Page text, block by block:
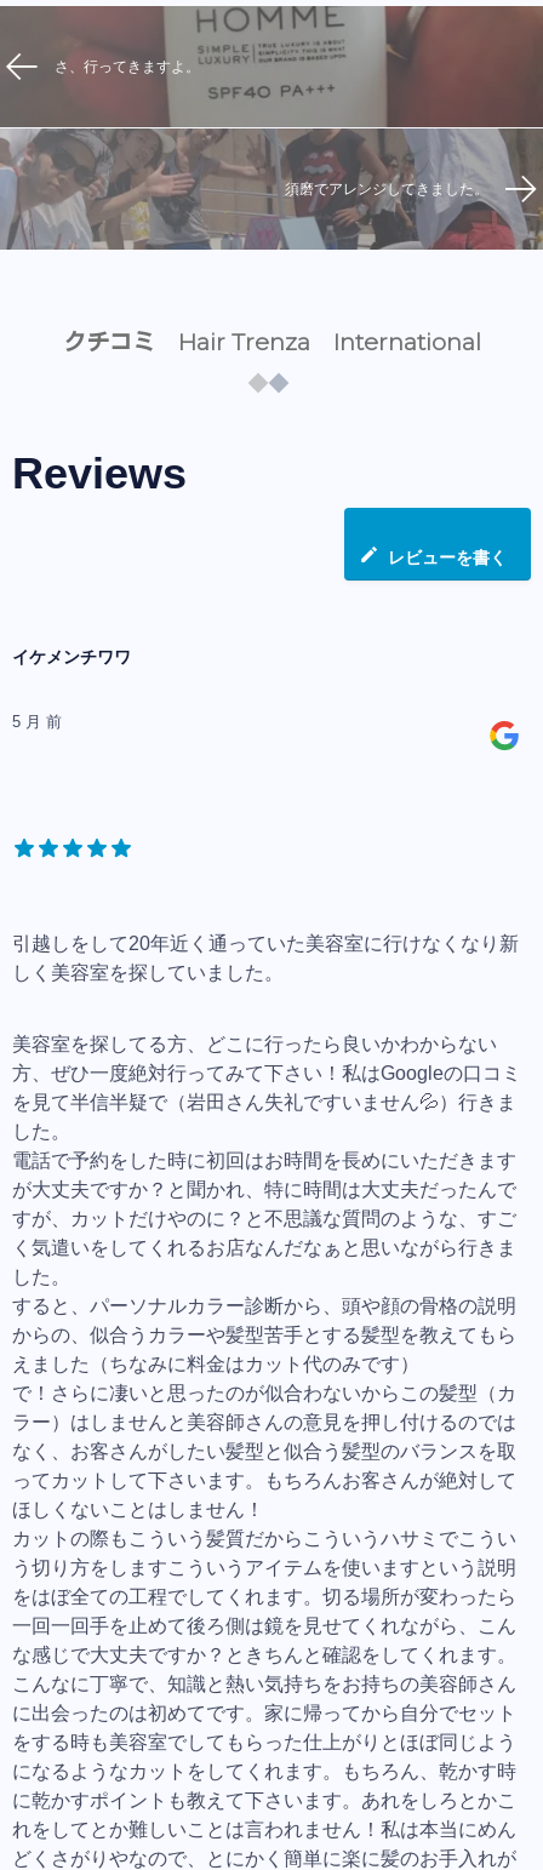
さ、行ってきますよ。
須磨でアレンジしてきました。
クチコミ Hair Trenza International
Reviews
レビューを書く
イケメンチワワ
5 月 前
引越しをして20年近く通っていた美容室に行けなくなり新
しく美容室を探していました。
美容室を探してる方、どこに行ったら良いかわからない
方、ぜひ一度絶対行ってみて下さい！私はGoogleの口コミ
を見て半信半疑で（岩田さん失礼ですいません💦）行きま
した。
電話で予約をした時に初回はお時間を長めにいただきます
が大丈夫ですか？と聞かれ、特に時間は大丈夫だったんで
すが、カットだけやのに？と不思議な質問のような、すご
く気遣いをしてくれるお店なんだなぁと思いながら行きま
した。
すると、パーソナルカラー診断から、頭や顔の骨格の説明
からの、似合うカラーや髪型苦手とする髪型を教えてもら
えました（ちなみに料金はカット代のみです）
で！さらに凄いと思ったのが似合わないからこの髪型（カ
ラー）はしませんと美容師さんの意見を押し付けるのでは
なく、お客さんがしたい髪型と似合う髪型のバランスを取
ってカットして下さいます。もちろんお客さんが絶対して
ほしくないことはしません！
カットの際もこういう髪質だからこういうハサミでこうい
う切り方をしますこういうアイテムを使いますという説明
をはぼ全ての工程でしてくれます。切る場所が変わったら
一回一回手を止めて後ろ側は鏡を見せてくれながら、こん
な感じで大丈夫ですか？ときちんと確認をしてくれます。
こんなに丁寧で、知識と熱い気持ちをお持ちの美容師さん
に出会ったのは初めてです。家に帰ってから自分でセット
をする時も美容室でしてもらった仕上がりとほぼ同じよう
になるようなカットをしてくれます。もちろん、乾かす時
に乾かすポイントも教えて下さいます。あれをしろとかこ
れをしてとか難しいことは言われません！私は本当にめん
どくさがりやなので、とにかく簡単に楽に髪のお手入れが